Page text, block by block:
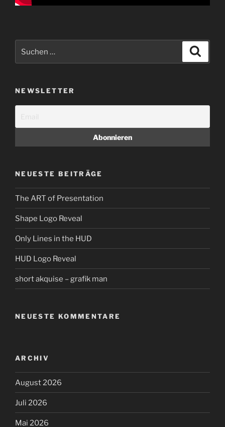
nach:
NEWSLETTER
NEUESTE BEITRÄGE
The ART of Presentation
Shape Logo Reveal
Only Lines in the HUD
HUD Logo Reveal
short akquise – grafik man
NEUESTE KOMMENTARE
ARCHIV
August 2026
Juli 2026
Mai 2026